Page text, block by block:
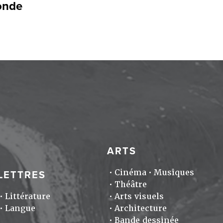
Littérature
Langue
ARTS
Cinéma
Musiques
Théâtre
Arts visuels
Architecture
Bande dessinée